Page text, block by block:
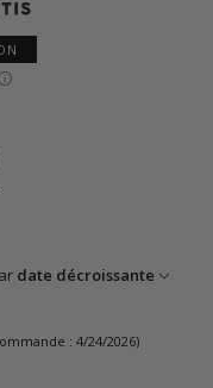
date décroissante
: 4/24/2026)